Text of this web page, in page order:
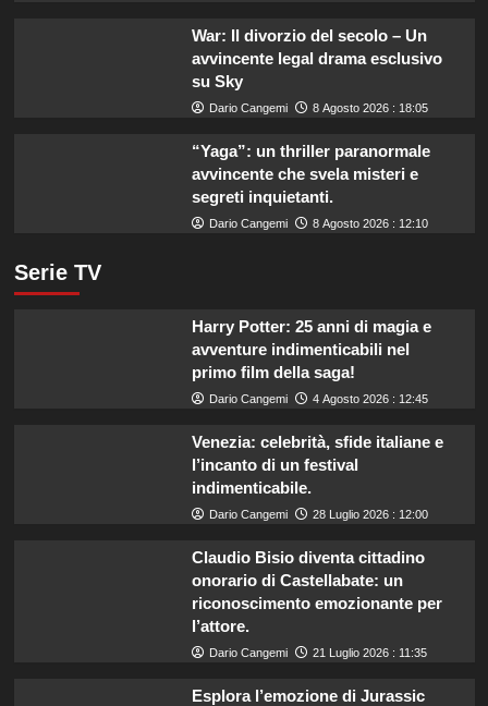
War: Il divorzio del secolo – Un
avvincente legal drama esclusivo
su Sky
Dario Cangemi 8 Agosto 2026 : 18:05
“Yaga”: un thriller paranormale
avvincente che svela misteri e
segreti inquietanti.
Dario Cangemi 8 Agosto 2026 : 12:10
Serie TV
Harry Potter: 25 anni di magia e
avventure indimenticabili nel
primo film della saga!
Dario Cangemi 4 Agosto 2026 : 12:45
Venezia: celebrità, sfide italiane e
l’incanto di un festival
indimenticabile.
Dario Cangemi 28 Luglio 2026 : 12:00
Claudio Bisio diventa cittadino
onorario di Castellabate: un
riconoscimento emozionante per
l’attore.
Dario Cangemi 21 Luglio 2026 : 11:35
Esplora l’emozione di Jurassic